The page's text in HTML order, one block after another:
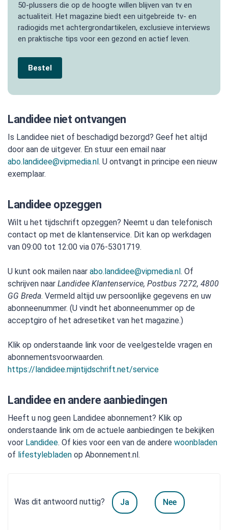
50-plussers die op de hoogte willen blijven van tv en
actualiteit. Het magazine biedt een uitgebreide tv- en
radiogids met achtergrondartikelen, exclusieve interviews
en praktische tips voor een gezond en actief leven.
Bestel
Landidee niet ontvangen
Is Landidee niet of beschadigd bezorgd? Geef het altijd
door aan de uitgever. En stuur een email naar
abo.landidee@vipmedia.nl. U ontvangt in principe een nieuw
exemplaar.
Landidee opzeggen
Wilt u het tijdschrift opzeggen? Neemt u dan telefonisch
contact op met de klantenservice. Dit kan op werkdagen
van 09:00 tot 12:00 via 076-5301719.
U kunt ook mailen naar abo.landidee@vipmedia.nl. Of
schrijven naar Landidee Klantenservice, Postbus 7272, 4800
GG Breda. Vermeld altijd uw persoonlijke gegevens en uw
abonneenummer. (U vindt het abonneenummer op de
acceptgiro of het adresetiket van het magazine.)
Klik op onderstaande link voor de veelgestelde vragen en
abonnementsvoorwaarden.
https://landidee.mijntijdschrift.net/service
Landidee en andere aanbiedingen
Heeft u nog geen Landidee abonnement? Klik op
onderstaande link om de actuele aanbiedingen te bekijken
voor Landidee. Of kies voor een van de andere woonbladen
of lifestylebladen op Abonnement.nl.
Was dit antwoord nuttig? Ja Nee